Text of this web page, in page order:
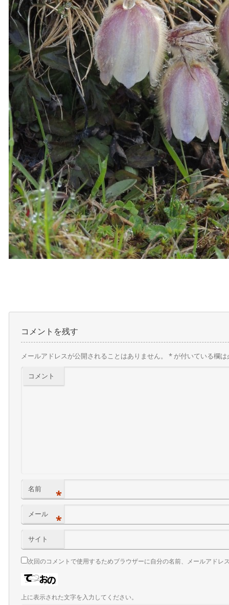
コメントを残す
メールアドレスが公開されることはありません。 *が付いている欄は
コメント
名前 *
メール *
サイト
次回のコメントで使用するためブラウザーに自分の名前、メールアドレ
上に表示された文字を入力してください。